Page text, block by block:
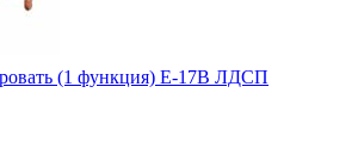
(1 функция) E-17B ЛДСП